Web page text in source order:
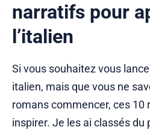
narratifs pour
l’italien
Si vous souhaitez vous
italien, mais que vous ne
romans commencer, ces 10
inspirer. Je les ai classés du